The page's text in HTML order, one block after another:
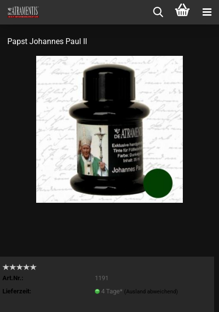
Papst Johannes Paul II
Art.Nr.:
1191
Lieferzeit:
4 Tage* (Ausland abweichend)